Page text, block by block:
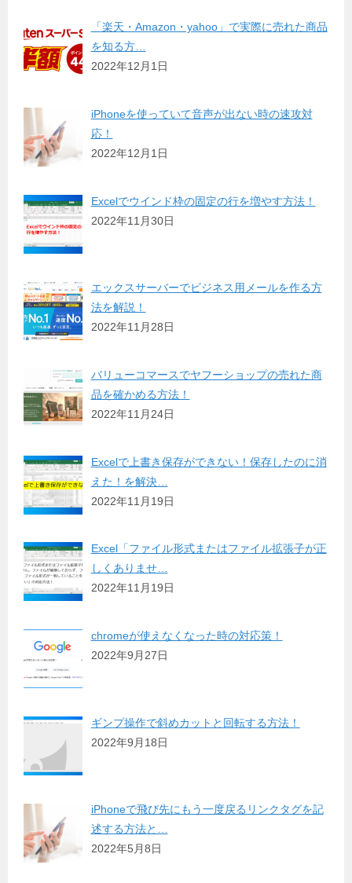
「楽天・Amazon・yahoo」で実際に売れた商品
を知る方…
2022年12月1日
iPhoneを使っていて音声が出ない時の速攻対
応！
2022年12月1日
Excelでウインド枠の固定の行を増やす方法！
2022年11月30日
エックスサーバーでビジネス用メールを作る方
法を解説！
2022年11月28日
バリューコマースでヤフーショップの売れた商
品を確かめる方法！
2022年11月24日
Excelで上書き保存ができない！保存したのに消
えた！を解決…
2022年11月19日
Excel「ファイル形式またはファイル拡張子が正
しくありませ…
2022年11月19日
chromeが使えなくなった時の対応策！
2022年9月27日
ギンプ操作で斜めカットと回転する方法！
2022年9月18日
iPhoneで飛び先にもう一度戻るリンクタグを記
述する方法と…
2022年5月8日